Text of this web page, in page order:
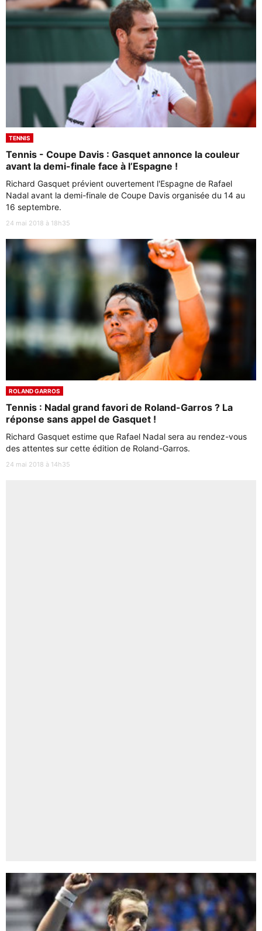
TENNIS
Tennis - Coupe Davis : Gasquet annonce la couleur
avant la demi-finale face à l’Espagne !
Richard Gasquet prévient ouvertement l'Espagne de Rafael
Nadal avant la demi-finale de Coupe Davis organisée du 14 au
16 septembre.
24 mai 2018 à 18h35
ROLAND GARROS
Tennis : Nadal grand favori de Roland-Garros ? La
réponse sans appel de Gasquet !
Richard Gasquet estime que Rafael Nadal sera au rendez-vous
des attentes sur cette édition de Roland-Garros.
24 mai 2018 à 14h35